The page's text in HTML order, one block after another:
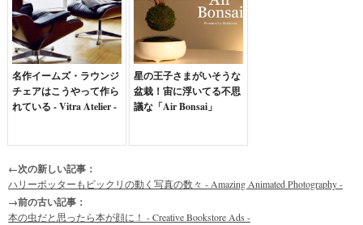
名作イームズ・ラウンジ
チェアはこうやって作ら
れている - Vitra Atelier -
星の王子さまがいそうな
盆栽！宙に浮いてる不思
議な「Air Bonsai」
←次の新しい記事：
ハリーポッターもビックリの動く写真の数々 - Amazing Animated Photography -
→前の古い記事：
本の虫だと思ったら本が顔に！ - Creative Bookstore Ads -